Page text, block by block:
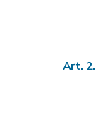
Art. 2.